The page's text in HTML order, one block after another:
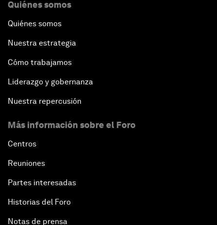
Quiénes somos
Quiénes somos
Nuestra estrategia
Cómo trabajamos
Liderazgo y gobernanza
Nuestra repercusión
Más información sobre el Foro
Centros
Reuniones
Partes interesadas
Historias del Foro
Notas de prensa